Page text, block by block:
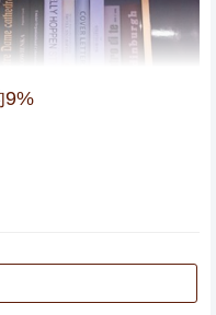
多的基本需要的歌曲都
9%